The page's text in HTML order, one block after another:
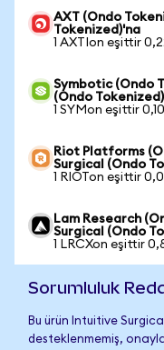
AXT (Ondo
Tokenized)'na
1 AXTIon eşittir
Symbotic (Ondo
(Ondo
1 SYMon eşittir
Riot Platforms
Surgical (Ondo
1 RIOTon eşittir
Lam Research
Surgical (Ondo
1 LRCXon eşittir
Sorumluluk
Bu ürün Intuitive
desteklenmemiş,